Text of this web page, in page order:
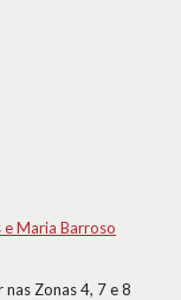
e Maria Barroso
Zonas 4, 7 e 8